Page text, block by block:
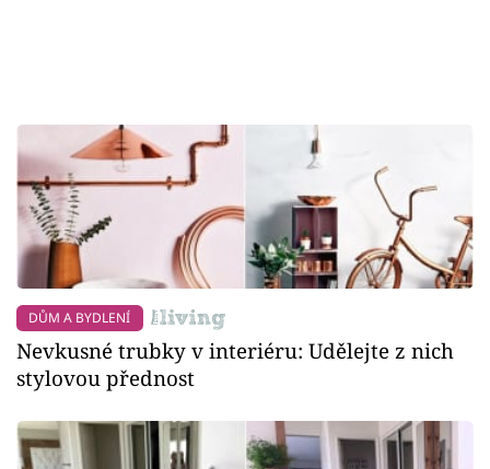
DŮM A BYDLENÍ
Nevkusné trubky v interiéru: Udělejte z nich
stylovou přednost